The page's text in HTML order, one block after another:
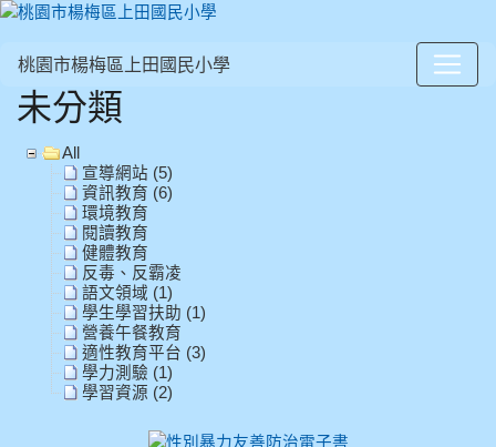
桃園市楊梅區上田國民小學
:::
未分類
All
宣導網站 (5)
資訊教育 (6)
環境教育
閱讀教育
健體教育
反毒、反霸凌
語文領域 (1)
學生學習扶助 (1)
營養午餐教育
適性教育平台 (3)
學力測驗 (1)
學習資源 (2)